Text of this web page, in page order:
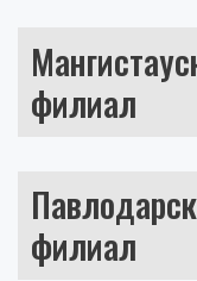
филиал
филиал